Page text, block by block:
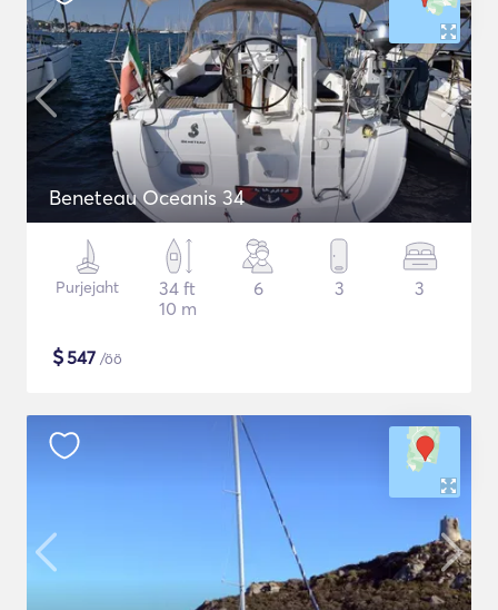
Beneteau Oceanis 34
Purjejaht
34 ft
10 m
6 3 3
$547 /öö